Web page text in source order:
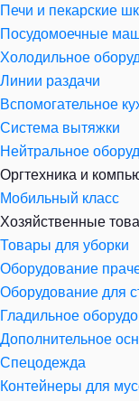
Печи и пекарские
Посудомоечные
Холодильное
Линии раздачи
Вспомогательное
Система вытяжки
Нейтральное
Оргтехника и
Мобильный класс
Хозяйственные
Товары для уборки
Оборудование
Оборудование для
Гладильное
Дополнительное
Спецодежда
Контейнеры для